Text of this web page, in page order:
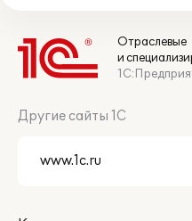
Отраслевые
и
Другие сайты 1С